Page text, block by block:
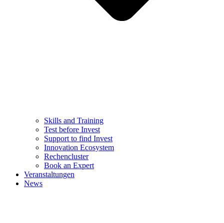
Skills and Training
Test before Invest
Support to find Invest
Innovation Ecosystem
Rechencluster​
Book an Expert
Veranstaltungen
News